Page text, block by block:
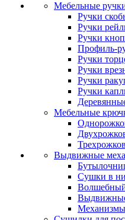
Мебельные
Ручки
Ручки
Ручки
Профиль-
Ручки
Ручки
Ручки
Ручки
Мебельные
Выдвижные
Сушки в
Механизмы